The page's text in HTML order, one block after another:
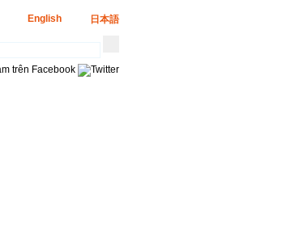
日本語
English